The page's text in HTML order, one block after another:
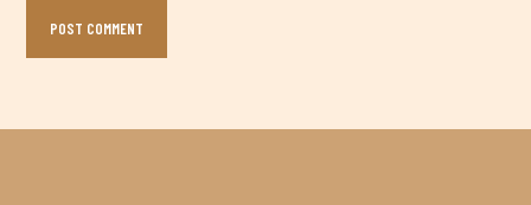
POST COMMENT